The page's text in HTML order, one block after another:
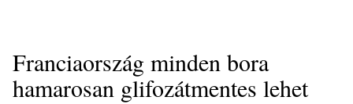
Franciaország minden bora
hamarosan glifozátmentes lehet